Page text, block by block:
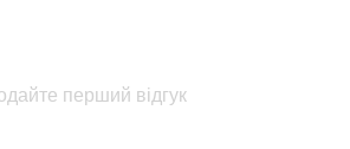
перший відгук